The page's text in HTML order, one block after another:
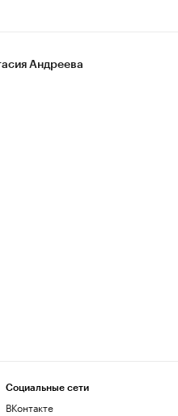
Андреева
Социальные сети
ВКонтакте